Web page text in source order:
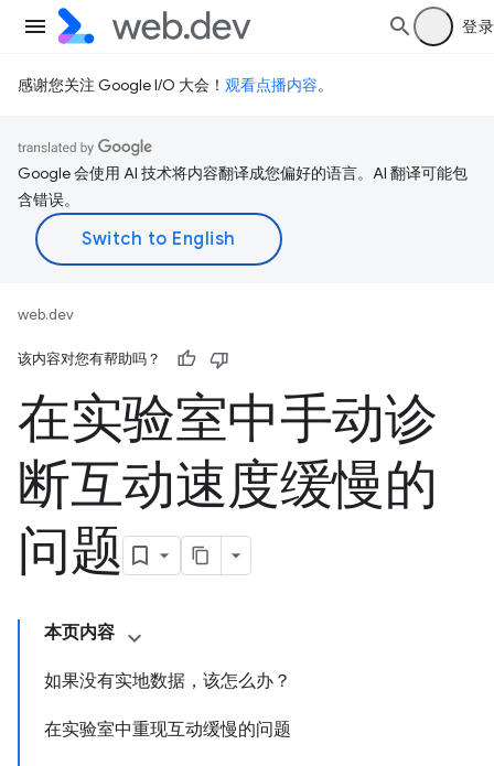
登录
感谢您关注 Google I/O 大会！ 观看点播内容。
Google 会使用 AI 技术将内容翻译成您偏好的语言。AI 翻译可能包
含错误。
web.dev
该内容对您有帮助吗？
在实验室中手动诊
断互动速度缓慢的
问题
本页内容
如果没有实地数据，该怎么办？
在实验室中重现互动缓慢的问题